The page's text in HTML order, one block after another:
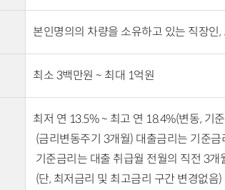
본인명의의 차량을 소유하고 있는 직장인,
최소 3백만원 ~ 최대 1억원
최저 연 13.5% ~ 최고 연 18.4%(변동, 기
(금리변동주기 3개월) 대출금리는 기준
기준금리는 대출 취급월 전월의 직전 3
(단, 최저금리 및 최고금리 구간 변경없음)